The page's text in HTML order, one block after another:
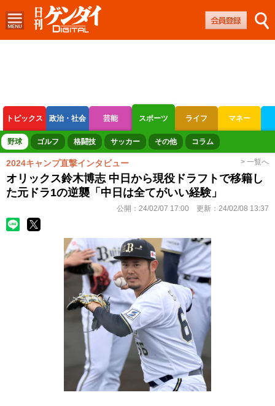
トピックス 政治・社会 芸能 スポーツ ライフ マネー
ボートレース 競輪 オートレース
野球 ゴルフ 格闘技 サッカー その他 コラム
2024キャンプ直撃インタビュー > 一覧へ
オリックス鈴木博志 中日から現役ドラフトで移籍し
た元ドラ1の逆襲「中日は全てがいい経験」
公開： 24/02/07 17:00 更新： 24/02/08 13:37